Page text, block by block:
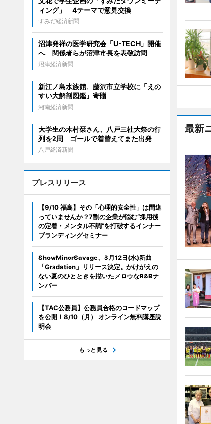
最新
ィング」 4テーマで意見交換
すみだ経済新聞
沼津発祥の医学研究会「U-TECH」開催
へ 関係者らが沼津市長を表敬訪問
沼津経済新聞
新江ノ島水族館、藤沢市立学校に「えの
すい大解剖図鑑」寄贈
湘南経済新聞
大学生の木村栞さん、八戸三社大祭の行
列を2周 ゴールで着替えてまた出発
八戸経済新聞
プレスリリース
【9/10 福島】その「心理的安全性」は間違
っていませんか？7割の企業が悩む“採用後
の定着・メンタル不調”を打破するインナー
ブランディングセミナー
ShowMinorSavage、8月12日(水)新曲
「Gradation」リリース決定。かけがえの
ない夏のひとときを描いたメロウなR&Bナ
ンバー
【TAC公務員】公務員合格のロードマップ
を公開！8/10（月） オンライン無料講座説
明会
もっと見る